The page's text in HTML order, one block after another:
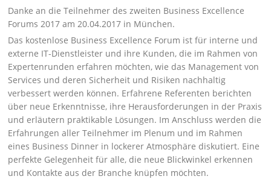
Danke an die Teilnehmer des zweiten Business Excellence
Forums 2017 am 20.04.2017 in München.
Das kostenlose Business Excellence Forum ist für interne und
externe IT-Dienstleister und ihre Kunden, die im Rahmen von
Expertenrunden erfahren möchten, wie das Management von
Services und deren Sicherheit und Risiken nachhaltig
verbessert werden können. Erfahrene Referenten berichten
über neue Erkenntnisse, ihre Herausforderungen in der Praxis
und er­läutern praktikable Lösungen. Im Anschluss werden die
Erfahrungen aller Teilnehmer im Ple­num und im Rahmen
eines Business Dinner in lockerer Atmosphäre diskutiert. Eine
perfekte Gelegenheit für alle, die neue Blickwinkel erkennen
und Kontakte aus der Branche knüpfen möchten.